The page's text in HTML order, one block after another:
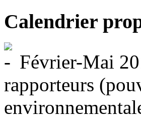
Calendrier
Février-Mai
rapporteurs